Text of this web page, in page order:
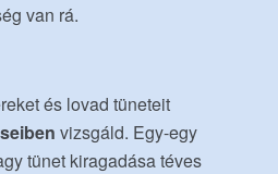
van rá.
és lovad tüneteit
vizsgáld. Egy-egy
tünet kiragadása téves